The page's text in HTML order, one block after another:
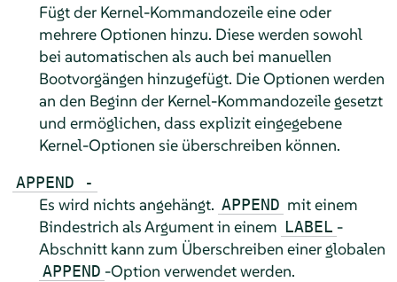
Fügt der Kernel-Kommandozeile eine oder
mehrere Optionen hinzu. Diese werden sowohl
bei automatischen als auch bei manuellen
Bootvorgängen hinzugefügt. Die Optionen werden
an den Beginn der Kernel-Kommandozeile gesetzt
und ermöglichen, dass explizit eingegebene
Kernel-Optionen sie überschreiben können.
APPEND -
Es wird nichts angehängt. APPEND mit einem
Bindestrich als Argument in einem LABEL -
Abschnitt kann zum Überschreiben einer globalen
APPEND -Option verwendet werden.